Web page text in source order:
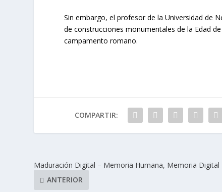
Sin embargo, el profesor de la Universidad de
de construcciones monumentales de la Edad
campamento romano.
COMPARTIR:
Maduración Digital – Memoria Humana, Memoria Digital
ANTERIOR